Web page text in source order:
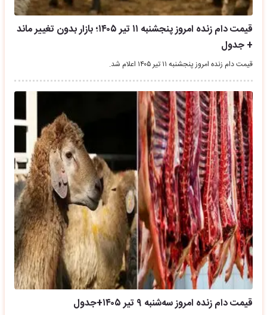
قیمت دام زنده امروز پنجشنبه ۱۱ تیر ۱۴۰۵؛ بازار بدون تغییر ماند
+ جدول
قیمت دام زنده امروز پنجشنبه ۱۱ تیر ۱۴۰۵ اعلام شد.
قیمت دام زنده امروز سه‌شنبه ۹ تیر ۱۴۰۵+جدول